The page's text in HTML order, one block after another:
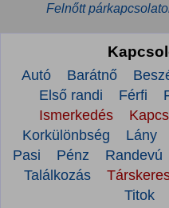
Felnőtt
Autó Barátnő
Első randi
Férfi
Ismerkedés
Korkülönbség
Lány
Pasi
Pénz Randevú
Találkozás
Titok